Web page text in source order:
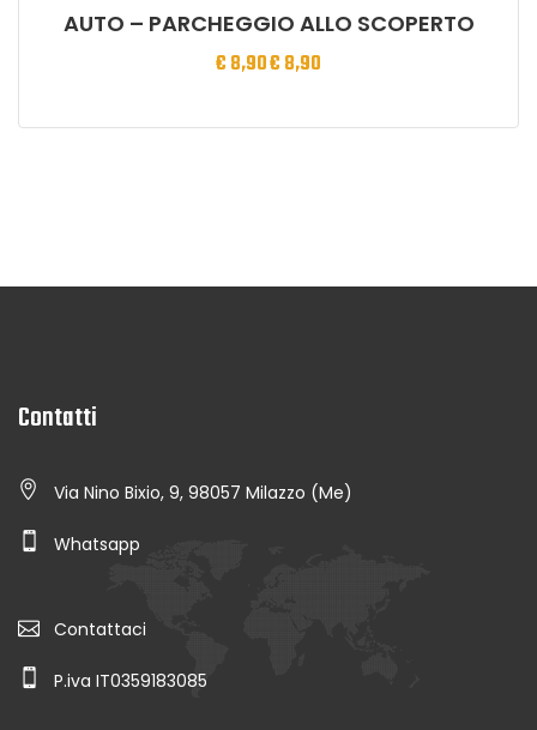
AUTO – PARCHEGGIO ALLO SCOPERTO
€8,90€8,90
Contatti
Via Nino Bixio, 9, 98057 Milazzo (Me)
Whatsapp
Contattaci
P.iva IT0359183085